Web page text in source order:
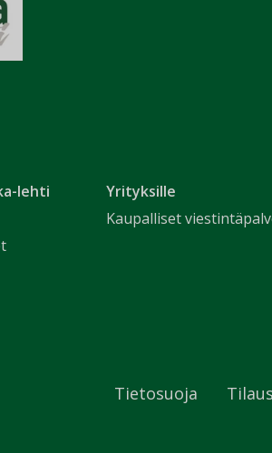
lehti
Yrityksille
Kaupalliset
Tietosuoja